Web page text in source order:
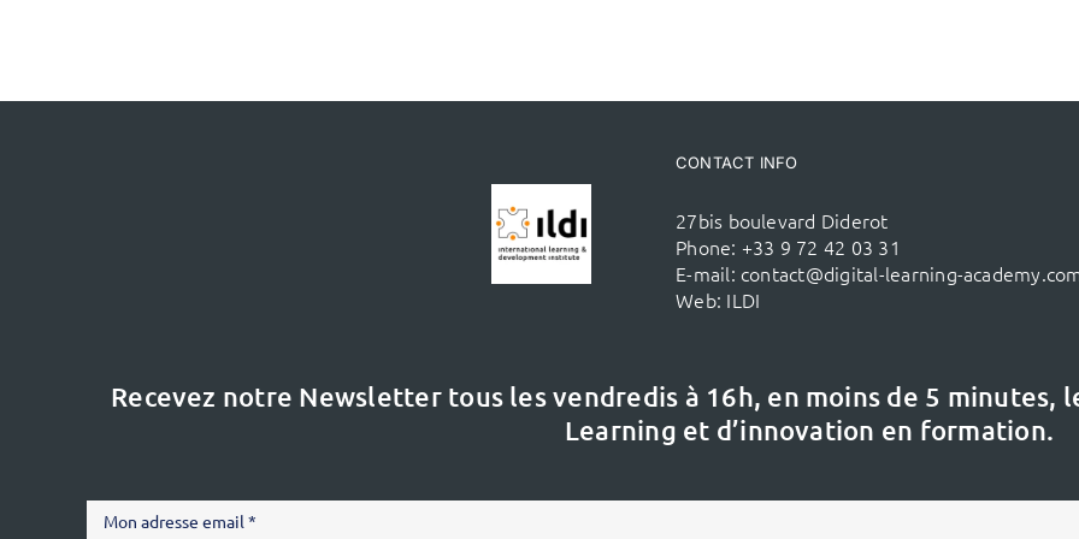
CONTACT INFO
27bis boulevard Diderot
Phone: +33 9 72 42 03 31
E-mail: contact@digital-learning-
Web: ILDI
Recevez notre Newsletter tous les vendredis à 16h, en moins de 5 minutes,
Learning et d’innovation en formation.